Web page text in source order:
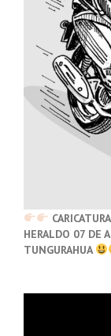
HERALDO 07 DE
TUNGURAHUA